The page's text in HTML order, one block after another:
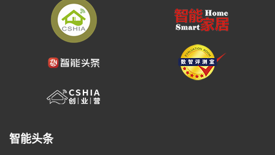
智能头条